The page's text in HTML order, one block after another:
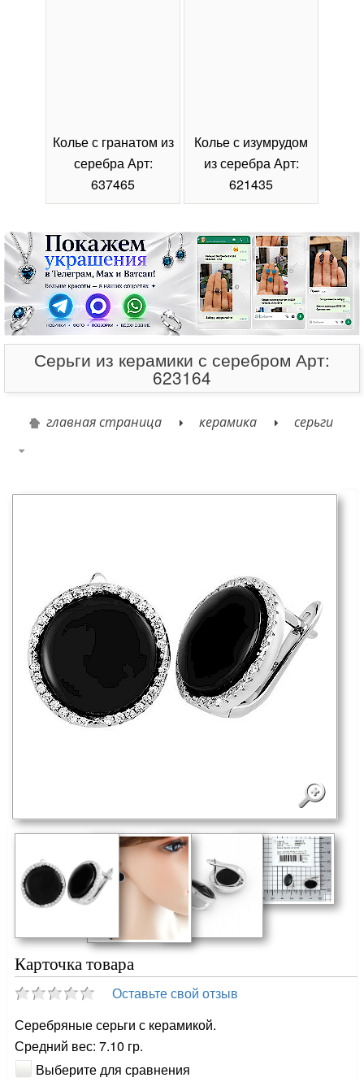
Колье с гранатом из
серебра Арт:
637465
Колье с изумрудом
из серебра Арт:
621435
Серьги из керамики с серебром Арт:
623164
главная страница керамика серьги
Карточка товара
Оставьте свой отзыв
Серебряные серьги с керамикой.
Средний вес: 7.10 гр.
Выберите для сравнения